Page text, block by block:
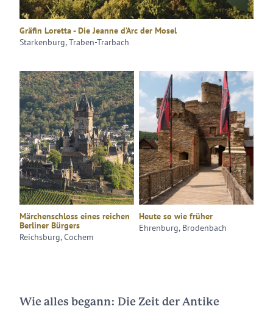
Gräfin Loretta - Die Jeanne d’Arc der Mosel
Starkenburg, Traben-Trarbach
Märchenschloss eines reichen
Berliner Bürgers
Reichsburg, Cochem
Heute so wie früher
Ehrenburg, Brodenbach
Wie alles begann: Die Zeit der Antike